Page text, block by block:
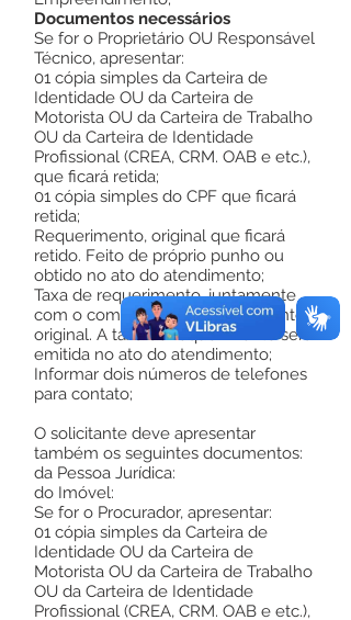
Documentos necessários
Se for o Proprietário OU Responsável
Técnico, apresentar:
01 cópia simples da Carteira de
Identidade OU da Carteira de
Motorista OU da Carteira de Trabalho
OU da Carteira de Identidade
Profissional (CREA, CRM. OAB e etc.),
que ficará retida;
01 cópia simples do CPF que ficará
retida;
Requerimento, original que ficará
retido. Feito de próprio punho ou
obtido no ato do atendimento;
Taxa de requerimento, juntamente
com o comprovante de pagamento,
original. A taxa de requerimento será
emitida no ato do atendimento;
Informar dois números de telefones
para contato;
O solicitante deve apresentar
também os seguintes documentos:
da Pessoa Jurídica:
do Imóvel:
Se for o Procurador, apresentar:
01 cópia simples da Carteira de
Identidade OU da Carteira de
Motorista OU da Carteira de Trabalho
OU da Carteira de Identidade
Profissional (CREA, CRM. OAB e etc.),